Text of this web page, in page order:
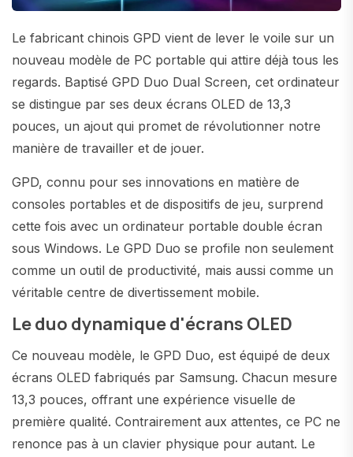
Le fabricant chinois GPD vient de lever le voile sur un
nouveau modèle de PC portable qui attire déjà tous les
regards. Baptisé GPD Duo Dual Screen, cet ordinateur
se distingue par ses deux écrans OLED de 13,3
pouces, un ajout qui promet de révolutionner notre
manière de travailler et de jouer.
GPD, connu pour ses innovations en matière de
consoles portables et de dispositifs de jeu, surprend
cette fois avec un ordinateur portable double écran
sous Windows. Le GPD Duo se profile non seulement
comme un outil de productivité, mais aussi comme un
véritable centre de divertissement mobile.
Le duo dynamique d'écrans OLED
Ce nouveau modèle, le GPD Duo, est équipé de deux
écrans OLED fabriqués par Samsung. Chacun mesure
13,3 pouces, offrant une expérience visuelle de
première qualité. Contrairement aux attentes, ce PC ne
renonce pas à un clavier physique pour autant. Le